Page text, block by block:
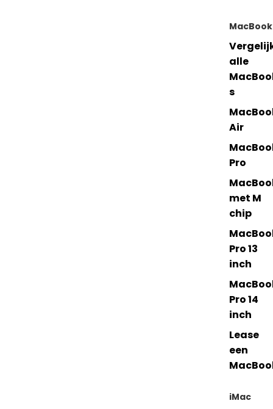
MacBook
alle
s
Air
Pro
met M
chip
Pro 13
inch
Pro 14
inch
Lease
een
iMac